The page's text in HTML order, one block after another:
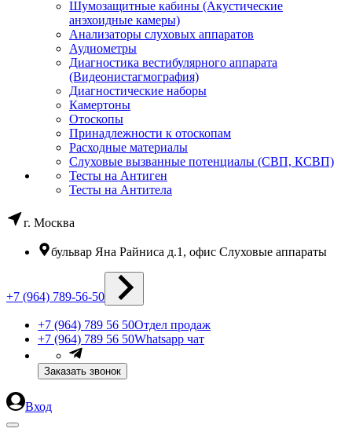
Шумозащитные кабины (Акустические
анэхоидные камеры)
Анализаторы слуховых аппаратов
Аудиометры
Диагностика вестибулярного аппарата
(Видеонистагмография)
Диагностические наборы
Камертоны
Отоскопы
Принадлежности к отоскопам
Расходные материалы
Слуховые вызванные потенциалы (СВП, КСВП)
Тесты на Антиген
Тесты на Антитела
г. Москва
бульвар Яна Райниса д.1, офис Слуховые аппараты
+7 (964) 789-56-50
+7 (964) 789 56 50Отдел продаж
+7 (964) 789 56 50Whatsapp чат
Заказать звонок
Вход